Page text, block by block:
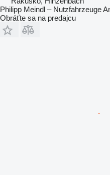
Philipp Meindl – Nutzfahrzeuge
Obráťte sa na predajcu